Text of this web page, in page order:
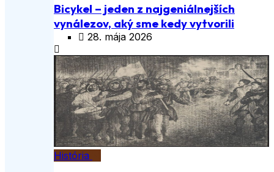
Bicykel – jeden z najgeniálnejších
vynálezov, aký sme kedy vytvorili
28. mája 2026
História